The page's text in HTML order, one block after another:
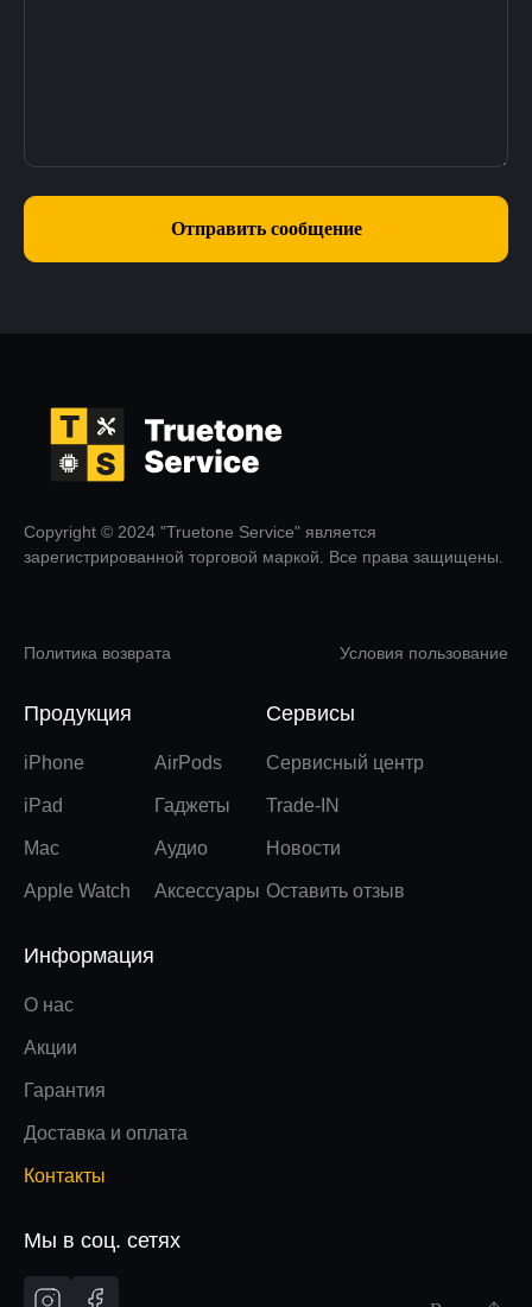
Copyright © 2024 "Truetone Service" является
зарегистрированной торговой маркой. Все права защищены.
Политика возврата Условия пользование
Продукция
iPhone
iPad
Mac
Apple Watch
AirPods
Гаджеты
Аудио
Аксессуары
Сервисы
Сервисный центр
Trade-IN
Новости
Оставить отзыв
Информация
О нас
Акции
Гарантия
Доставка и оплата
Контакты
Мы в соц. сетях